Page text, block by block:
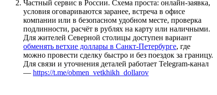
Частный сервис в России. Схема проста: онлайн-заявка,
условия оговариваются заранее, встреча в офисе
компании или в безопасном удобном месте, проверка
подлинности, расчёт в рублях на карту или наличными.
Для жителей Северной столицы доступен вариант
обменять ветхие доллары в Санкт-Петербурге, где
можно провести сделку быстро и без поездок за границу.
Для связи и уточнения деталей работает Telegram-канал
— https://t.me/obmen_vetkhikh_dollarov